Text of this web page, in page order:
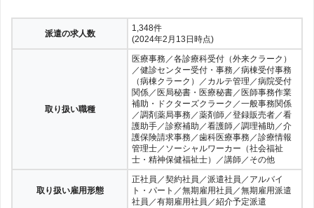
派遣の求人数
1,348件
(2024年2月13日時点)
取り扱い職種
医療事務／各診療科受付（外来クラーク）
／健診センター受付・事務／病棟受付事務
（病棟クラーク）／カルテ管理／病院受付
関係／医局秘書・医療秘書／医師事務作業
補助・ドクターズクラーク／一般事務関係
／調剤薬局事務／薬剤師／登録販売者／看
護助手／診察補助／看護師／調理補助／介
護保険請求事務／歯科医療事務／診療情報
管理士／ソーシャルワーカー（社会福祉
士・精神保健福祉士）／講師／その他
取り扱い雇用形態
正社員／契約社員／派遣社員／アルバイ
ト・パート／無期雇用社員／無期雇用派遣
社員／有期雇用社員／紹介予定派遣